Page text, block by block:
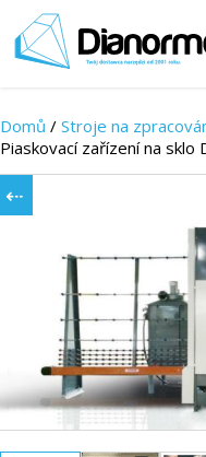
Domů / Stroje na
Piaskovací zařízení na sklo